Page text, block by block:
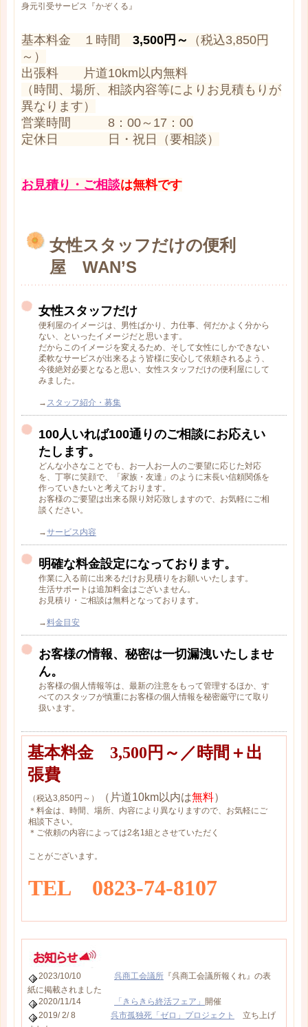
身元引受サービス『かぞくる』
基本料金 １時間 3,500円～
（税込3,850円
～）
出張料 片道10km以内無料
（時間、場所、相談内容等によりお見積もりが
異なります）
営業時間 8：00～17：00
定休日 日・祝日（要相談）
お見積り・ご相談は無料です
女性スタッフだけの便利
屋 WAN’S
女性スタッフだけ
便利屋のイメージは、男性ばかり、力仕事、何だかよく分から
ない、といったイメージだと思います。
だからこのイメージを変えるため、そして女性にしかできない
柔軟なサービスが出来るよう皆様に安心して依頼されるよう、
今後絶対必要となると思い、女性スタッフだけの便利屋にして
みました。
→ スタッフ紹介・募集
100人いれば100通りのご相談にお応えい
たします。
どんな小さなことでも、お一人お一人のご要望に応じた対応
を、丁寧に笑顔で、「家族・友達」のように末長い信頼関係を
作っていきたいと考えております。
お客様のご要望は出来る限り対応致しますので、お気軽にご相
談ください。
→サービス内容
明確な料金設定になっております。
作業に入る前に出来るだけお見積りをお願いいたします。
生活サポートは追加料金はございません。
お見積り・ご相談は無料となっております。
→料金目安
お客様の情報、秘密は一切漏洩いたしませ
ん。
お客様の個人情報等は、最新の注意をもって管理するほか、す
べてのスタッフが慎重にお客様の個人情報を秘密厳守にて取り
扱います。
基本料金 3,500円～／時間＋出
張費
（税込3,850円～） （片道10km以内は無料）
＊料金は、時間、場所、内容により異なりますので、お気軽にご
相談下さい。
＊ご依頼の内容によっては2名1組とさせていただく
ことがございます。
TEL 0823-74-8107
2023/10/10 呉商工会議所 『呉商工会議所報くれ』の表
紙に掲載されました
2020/11/14
「きらきら終活フェア」 開催
2019/ 2/ 8 呉市孤独死「ゼロ」プロジェクト
立ち上げ